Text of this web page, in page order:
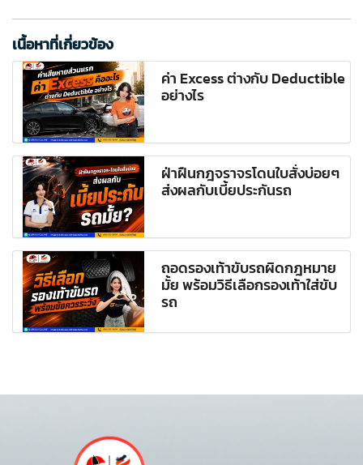
เนื้อหาที่เกี่ยวข้อง
ค่า Excess ต่างกับ Deductible
อย่างไร
ฝ่าฝืนกฎจราจรโดนใบสั่งบ่อยๆ
ส่งผลกับเบี้ยประกันรถ
ถอดรองเท้าขับรถผิดกฎหมาย
มั้ย พร้อมวิธีเลือกรองเท้าใส่ขับ
รถ